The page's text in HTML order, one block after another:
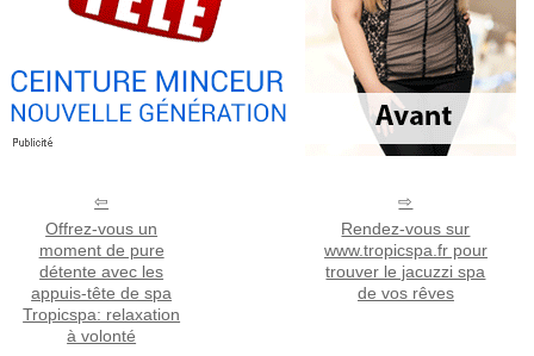
Offrez-vous un
moment de pure
détente avec les
appuis-tête de spa
Tropicspa: relaxation
à volonté
Rendez-vous sur
www.tropicspa.fr pour
trouver le jacuzzi spa
de vos rêves